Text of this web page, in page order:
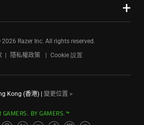
Razer Inc. All rights reserved.
隱私權政策 Cookie 設置
Kong (香港)| 變更位置 >
GAMERS. BY GAMERS.™